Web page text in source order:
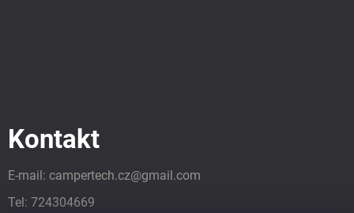
Kontakt
E-mail: campertech.cz@gmail.com
Tel: 724304669